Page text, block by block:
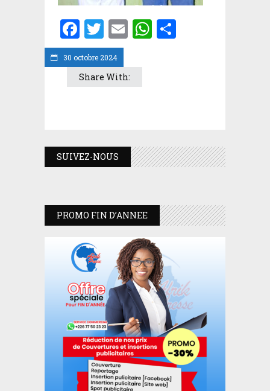
30 octobre 2024
Facebook
Twitter
EmailWhatsApp
Share With:
SUIVEZ-NOUS
PROMO FIN D’ANNEE